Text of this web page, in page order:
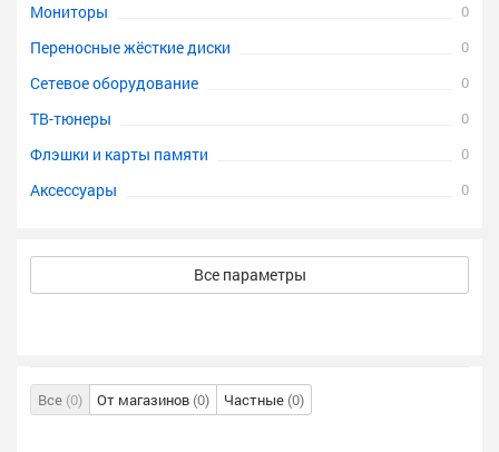
Мониторы 0
Переносные жёсткие диски 0
Сетевое оборудование 0
ТВ-тюнеры 0
Флэшки и карты памяти 0
Аксессуары 0
Все параметры
Все (0) От магазинов (0) Частные (0)